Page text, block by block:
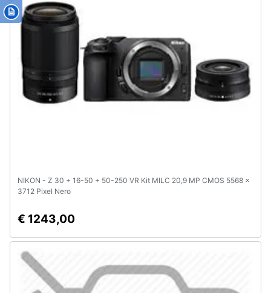
NIKON - Z 30 + 16-50 + 50-250 VR Kit MILC 20,9 MP CMOS 5568 x
3712 Pixel Nero
€ 1243,00